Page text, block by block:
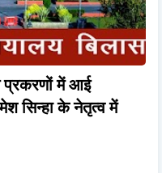
प्रकरणों में आई
सिन्हा के नेतृत्व में